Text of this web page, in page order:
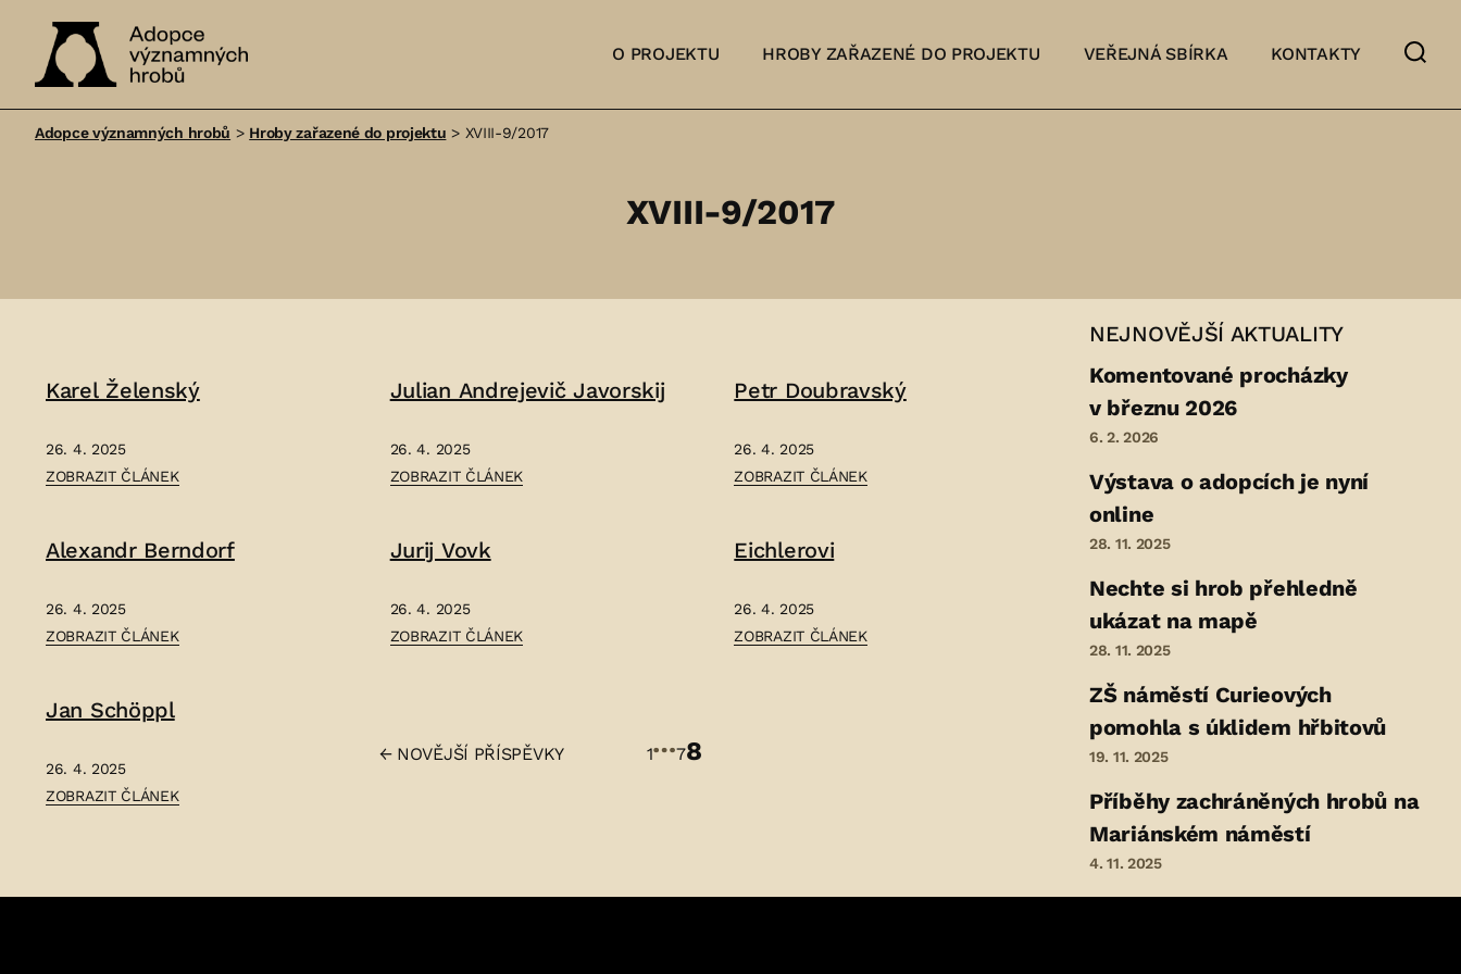
významných
O PROJEKTU HROBY ZAŘAZENÉ DO PROJEKTU VEŘEJNÁ SBÍRKA KONTAKTY
Adopce významných hrobů > Hroby zařazené do projektu > XVIII-9/2017
XVIII-9/2017
Karel Želenský
26. 4. 2025
ČLÁNEK:
–
ZOBRAZIT ČLÁNEK
Julian Andrejevič Javorskij
26. 4. 2025
ČLÁNEK:
JAVORSKIJ
ZOBRAZIT ČLÁNEK
Petr Doubravský
26. 4. 2025
ČLÁNEK:
–
ZOBRAZIT ČLÁNEK
Alexandr Berndorf
26. 4. 2025
ČLÁNEK:
–
ZOBRAZIT ČLÁNEK
Jurij Vovk
26. 4. 2025
ČLÁNEK:
ZOBRAZIT ČLÁNEK
Eichlerovi
26. 4. 2025
ČLÁNEK:
ZOBRAZIT ČLÁNEK
Jan Schöppl
26. 4. 2025
ČLÁNEK:
ZOBRAZIT ČLÁNEK
Stránkování
← NOVĚJŠÍ PŘÍSPĚVKY 1…78
NEJNOVĚJŠÍ AKTUALITY
Komentované procházky
v březnu 2026
6. 2. 2026
Výstava o adopcích je nyní
online
28. 11. 2025
Nechte si hrob přehledně
ukázat na mapě
28. 11. 2025
ZŠ náměstí Curieových
pomohla s úklidem hřbitovů
19. 11. 2025
Příběhy zachráněných hrobů na
Mariánském náměstí
4. 11. 2025